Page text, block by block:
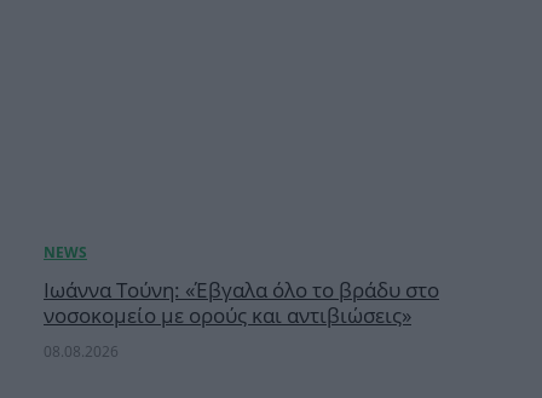
Ιωάννα Τούνη: «Έβγαλα όλο το βράδυ στο
νοσοκομείο με ορούς και αντιβιώσεις»
08.08.2026